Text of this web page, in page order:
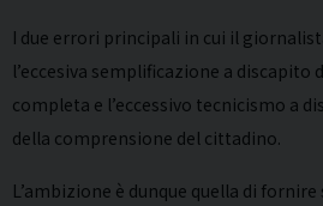
I due errori principali in cui il
l’eccesiva semplificazione a
completa e l’eccessivo tecnicismo a
della comprensione del cittadino.
L’ambizione è dunque quella di